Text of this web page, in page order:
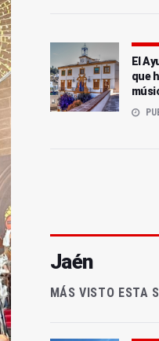
El
que
Jaén
MÁS VISTO ESTA